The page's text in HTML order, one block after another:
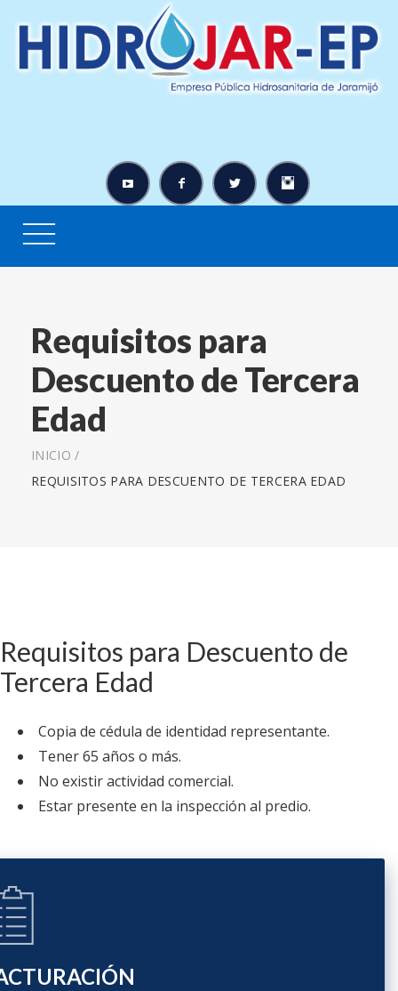
Requisitos para
Descuento de Tercera
Edad
INICIO /
REQUISITOS PARA DESCUENTO DE TERCERA EDAD
Requisitos para Descuento de
Tercera Edad
Copia de cédula de identidad representante.
Tener 65 años o más.
No existir actividad comercial.
Estar presente en la inspección al predio.